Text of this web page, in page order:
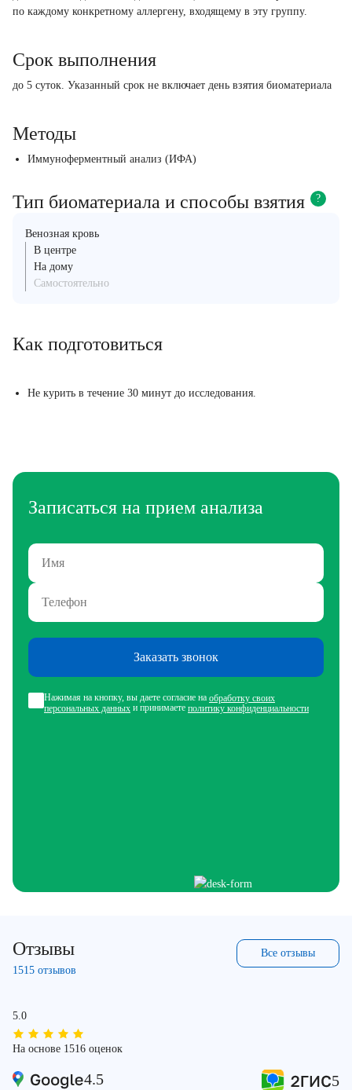
по каждому конкретному аллергену, входящему в эту группу.
Срок выполнения
до 5 суток. Указанный срок не включает день взятия биоматериала
Методы
Иммуноферментный анализ (ИФА)
Тип биоматериала и способы взятия ?
Венозная кровь
В центре
На дому
Самостоятельно
Как подготовиться
Не курить в течение 30 минут до исследования.
Записаться на прием анализа
Заказать звонок
Нажимая на кнопку, вы даете согласие на обработку своих
персональных данных и принимаете политику конфиденциальности
Отзывы
1515 отзывов
Все отзывы
5.0
На основе 1516 оценок
4.5 5